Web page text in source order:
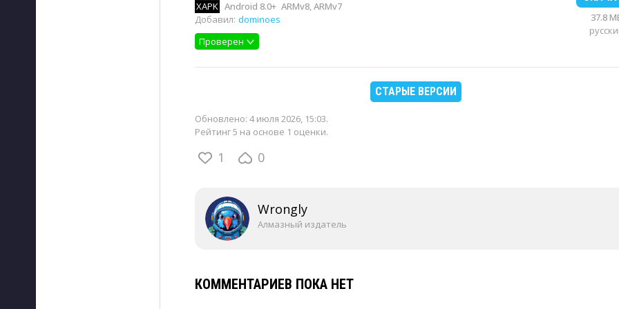
XAPK Android 8.0+ ARMv8, ARMv7
Добавил: dominoes
Проверен
37.8
СТАРЫЕ ВЕРСИИ
Обновлено: 4 июля 2026, 15:03.
Рейтинг 5 на основе 1 оценки.
1 0
Wrongly
Алмазный издатель
КОММЕНТАРИЕВ ПОКА НЕТ